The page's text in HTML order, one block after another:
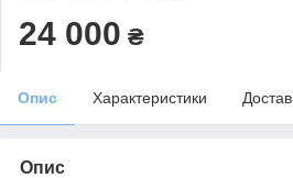
24 000 ₴
Опис Характеристики
Опис